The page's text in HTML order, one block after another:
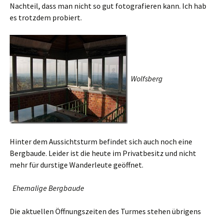
Nachteil, dass man nicht so gut fotografieren kann. Ich hab
es trotzdem probiert.
Wolfsberg
Hinter dem Aussichtsturm befindet sich auch noch eine
Bergbaude. Leider ist die heute im Privatbesitz und nicht
mehr für durstige Wanderleute geöffnet.
Ehemalige Bergbaude
Die aktuellen Öffnungszeiten des Turmes stehen übrigens